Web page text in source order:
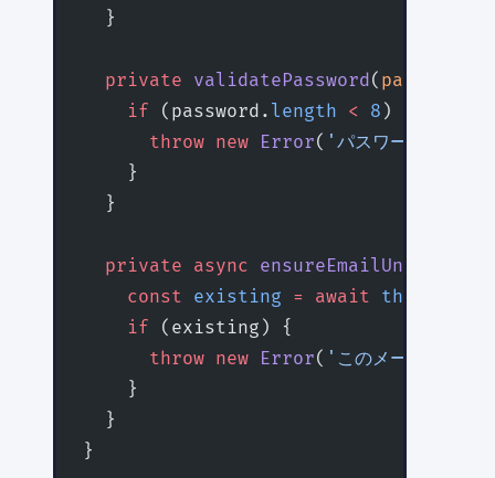
  }
  private
validatePassword( password
    if
(password. length < 8 ) {
      throw
new Error( 'パスワードは8文
    }
  }
  private
async ensureEmailUnique
    const
existing = await this
    if
(existing) {
      throw
new Error( 'このメールアドレ
    }
  }
}